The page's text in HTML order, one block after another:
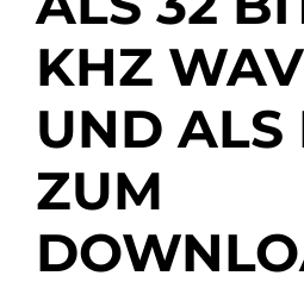
KHZ
UND ALS
ZUM